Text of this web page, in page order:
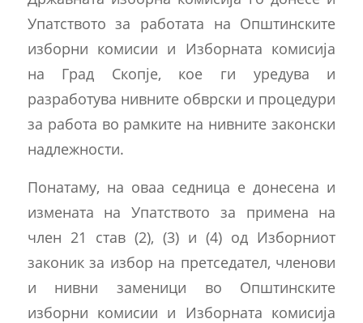
Упатството за работата на Општинските
изборни комисии и Изборната комисија
на Град Скопје, кое ги уредува и
разработува нивните обврски и процедури
за работа во рамките на нивните законски
надлежности.
Понатаму, на оваа седница е донесена и
измената на Упатството за примена на
член 21 став (2), (3) и (4) од Изборниот
законик за избор на претседател, членови
и нивни заменици во Општинските
изборни комисии и Изборната комисија